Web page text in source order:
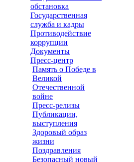
обстановка
Государственная
служба и кадры
Противодействие
коррупции
Документы
Пресс-центр
Память о Победе в
Великой
Отечественной
войне
Пресс-релизы
Публикации,
выступления
Здоровый образ
жизни
Поздравления
Безопасный новый